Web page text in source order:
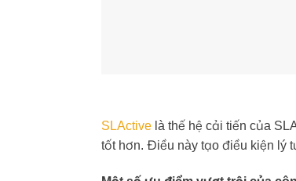
SLActivelà thế hệ cải tiến của
tốt hơn. Điều này tạo điều kiện lý